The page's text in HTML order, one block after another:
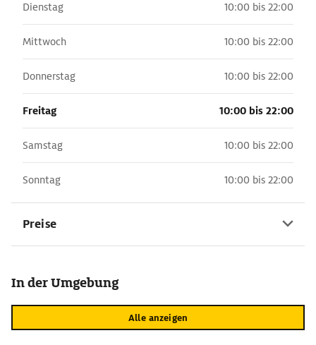
Dienstag 10:00 bis 22:00
Mittwoch 10:00 bis 22:00
Donnerstag 10:00 bis 22:00
Freitag 10:00 bis 22:00
Samstag 10:00 bis 22:00
Sonntag 10:00 bis 22:00
Preise
In der Umgebung
Alle anzeigen